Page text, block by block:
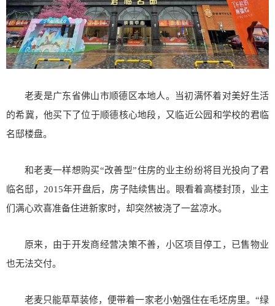
老麦是广东省佛山市顺德区本地人。当初满怀着对美好生活
的希冀，他买下了位于顺德核心地段，又临近公园和学校的君临
名邸楼盘。
和老麦一样想购买“改善型”住房的业主纷纷将目光投向了君
临名邸，2015年开盘后，房子陆续售出。眼看着高楼封顶，业主
们满心欢喜准备住进新家时，却突然被浇了一盆凉水。
原来，由于开发商经营决策不善，小区项目停工，已售物业
也无法交付。
老麦只能草草装修，便带着一家老小勉强住在毛坯房里。“绿